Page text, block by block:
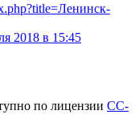
2018 в 15:45
по лицензии CC-